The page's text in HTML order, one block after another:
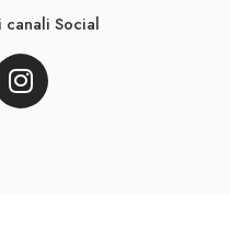
canali Social